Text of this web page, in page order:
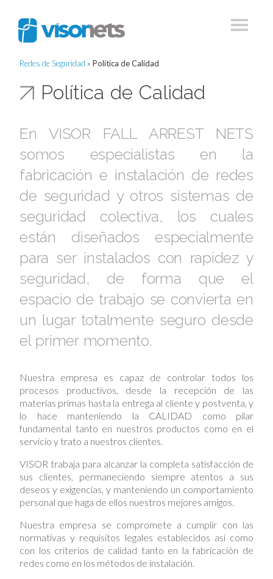
Redes de Seguridad » Política de Calidad
Política de Calidad
En VISOR FALL ARREST NETS
somos especialistas en la
fabricación e instalación de redes
de seguridad y otros sistemas de
seguridad colectiva, los cuales
están diseñados especialmente
para ser instalados con rapidez y
seguridad, de forma que el
espacio de trabajo se convierta en
un lugar totalmente seguro desde
el primer momento.
Nuestra empresa es capaz de controlar todos los
procesos productivos, desde la recepción de las
materias primas hasta la entrega al cliente y postventa, y
lo hace manteniendo la CALIDAD como pilar
fundamental tanto en nuestros productos como en el
servicio y trato a nuestros clientes.
VISOR trabaja para alcanzar la completa satisfacción de
sus clientes, permaneciendo siempre atentos a sus
deseos y exigencias, y manteniendo un comportamiento
personal que haga de ellos nuestros mejores amigos.
Nuestra empresa se compromete a cumplir con las
normativas y requisitos legales establecidos así como
con los criterios de calidad tanto en la fabricación de
redes como en los métodos de instalación.